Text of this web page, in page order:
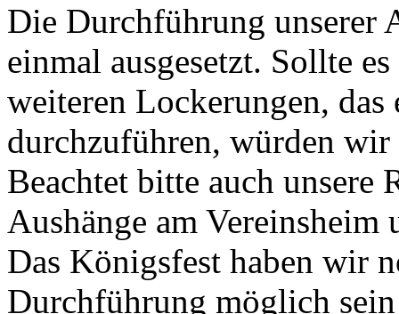
Die Durchführung unserer
einmal ausgesetzt. Sollte
weiteren Lockerungen, das
durchzuführen, würden
Beachtet bitte auch unsere
Aushänge am Vereinsheim
Das Königsfest haben wir
Durchführung möglich